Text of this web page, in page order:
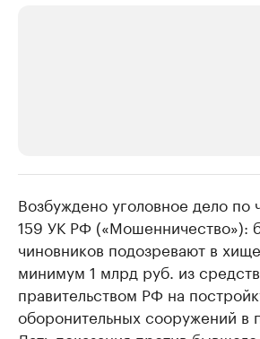
РБК Компании
Делитесь новостями бизнеса
Управляйте страницей компании и
бренды спикеров бизнеса
Возбуждено уголовное дело по
159 УК РФ («Мошенничество»):
чиновников подозревают в
минимум 1 млрд руб. из
правительством РФ на
оборонительных сооружений в